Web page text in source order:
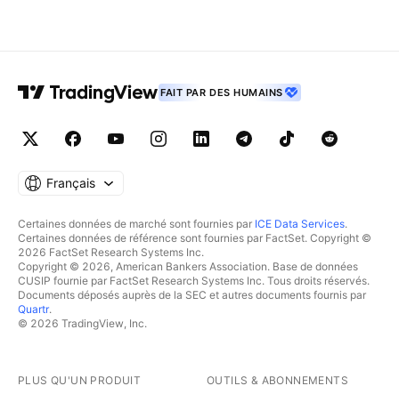
FAIT PAR DES HUMAINS
Français
Certaines données de marché sont fournies par ICE Data Services.
Certaines données de référence sont fournies par FactSet. Copyright ©
2026 FactSet Research Systems Inc.
Copyright © 2026, American Bankers Association. Base de données
CUSIP fournie par FactSet Research Systems Inc. Tous droits réservés.
Documents déposés auprès de la SEC et autres documents fournis par
Quartr.
© 2026 TradingView, Inc.
PLUS QU'UN PRODUIT OUTILS & ABONNEMENTS